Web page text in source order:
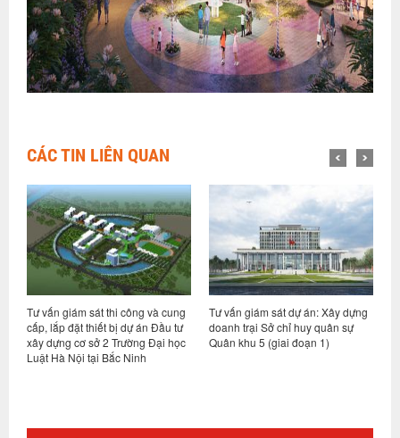
CÁC TIN LIÊN QUAN
cung
Đầu tư
Đại học
Tư vấn giám sát dự án: Xây dựng
doanh trại Sở chỉ huy quân sự
Quân khu 5 (giai đoạn 1)
Tư vấn giám sát dự án Nhà
Mỹ Khê (T50)/ Quân khu 5 tại
thành phố Đà Nẵng